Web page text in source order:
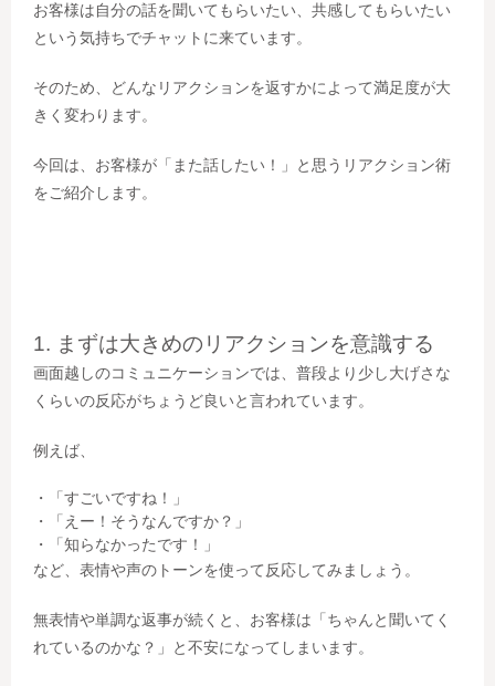
お客様は自分の話を聞いてもらいたい、共感してもらいたい
という気持ちでチャットに来ています。
そのため、どんなリアクションを返すかによって満足度が大
きく変わります。
今回は、お客様が「また話したい！」と思うリアクション術
をご紹介します。
1. まずは大きめのリアクションを意識する
画面越しのコミュニケーションでは、普段より少し大げさな
くらいの反応がちょうど良いと言われています。
例えば、
・「すごいですね！」
・「えー！そうなんですか？」
・「知らなかったです！」
など、表情や声のトーンを使って反応してみましょう。
無表情や単調な返事が続くと、お客様は「ちゃんと聞いてく
れているのかな？」と不安になってしまいます。